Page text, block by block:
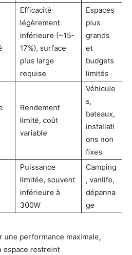
Efficacité
légèrement
inférieure (~15-
17%), surface
plus large
requise
Espaces
plus
grands
et
budgets
limités
Rendement
limité, coût
variable
Véhicule
s,
bateaux,
installati
ons non
fixes
Puissance
limitée, souvent
inférieure à
300W
Camping
, vanlife,
dépanna
ge
une performance maximale,
espace restreint